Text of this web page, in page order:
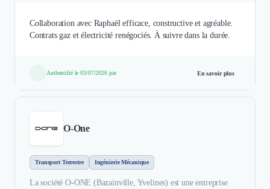
Collaboration avec Raphaël efficace, constructive et agréable.
Contrats gaz et électricité renégociés. À suivre dans la durée.
Authentifié le 03/07/2026 par En savoir plus
O-One
Transport Terrestre Ingénierie Mécanique
La société O-ONE (Bazainville, Yvelines) est une entreprise